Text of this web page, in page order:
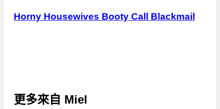
Horny Housewives Booty Call Blackmail
更多來自 Miel